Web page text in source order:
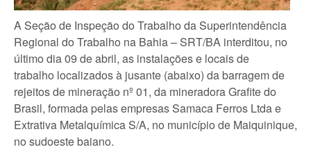
A Seção de Inspeção do Trabalho da Superintendência
Regional do Trabalho na Bahia – SRT/BA interditou, no
último dia 09 de abril, as instalações e locais de
trabalho localizados à jusante (abaixo) da barragem de
rejeitos de mineração nº 01, da mineradora Grafite do
Brasil, formada pelas empresas Samaca Ferros Ltda e
Extrativa Metalquímica S/A, no município de Maiquinique,
no sudoeste baiano.